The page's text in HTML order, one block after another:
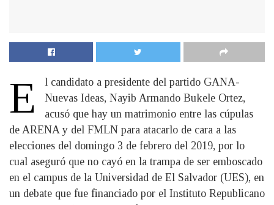
E
l candidato a presidente del partido GANA-
Nuevas Ideas, Nayib Armando Bukele Ortez,
acusó que hay un matrimonio entre las cúpulas
de ARENA y del FMLN para atacarlo de cara a las
elecciones del domingo 3 de febrero del 2019, por lo
cual aseguró que no cayó en la trampa de ser emboscado
en el campus de la Universidad de El Salvador (UES), en
un debate que fue financiado por el Instituto Republicano